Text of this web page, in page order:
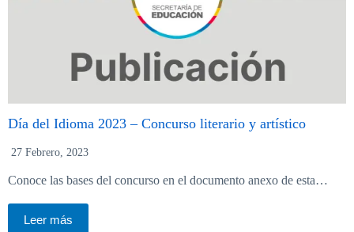
Día del Idioma 2023 – Concurso literario y artístico
27 Febrero, 2023
Conoce las bases del concurso en el documento anexo de esta…
Leer más